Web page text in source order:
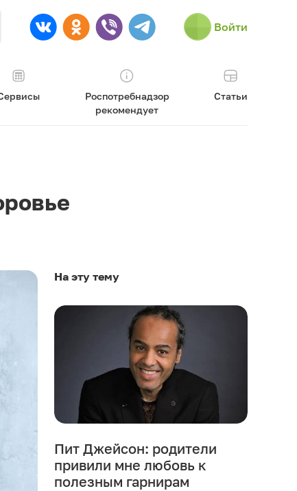
Войти
Роспотребнадзор
рекомендует
Статьи
На эту тему
Пит Джейсон: родители
привили мне любовь к
полезным гарнирам